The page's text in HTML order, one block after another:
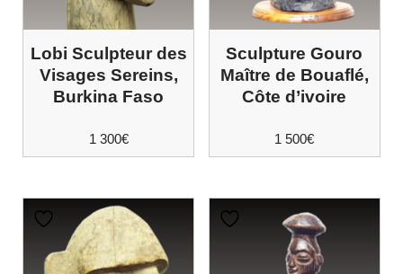
Lobi Sculpteur des
Visages Sereins,
Burkina Faso
1 300€
Sculpture Gouro
Maître de Bouaflé,
Côte d’ivoire
1 500€